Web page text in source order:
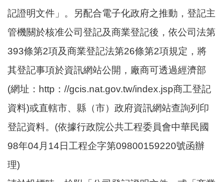
記證明文件」。另配合電子化政府之推動，登記主
管機關於核准公司登記及商業登記後，依公司法第
393條第2項及商業登記法第26條第2項規定，將
其登記事項於資訊網站公開，廠商可透過經濟部
(網址：http：//gcis.nat.gov.tw/index.jsp商工登記
資料)或直轄市、縣（市）政府資訊網站查詢列印
登記資料。(依據行政院公共工程委員會中華民國
98年04月14日工程企字第09800159220號函辦
理)